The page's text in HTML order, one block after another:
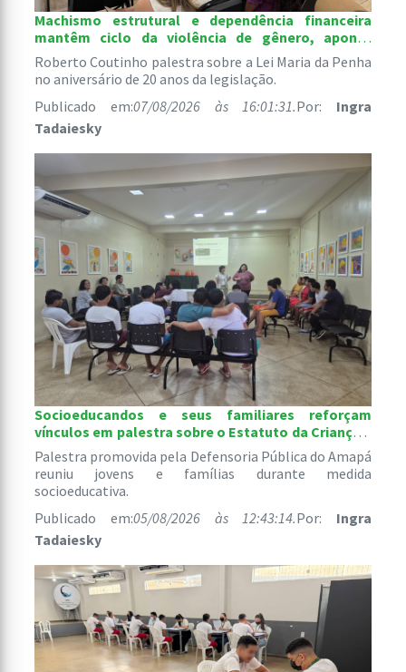
Machismo estrutural e dependência financeira
mantêm ciclo da violência de gênero, aponta
palestra de defensor público
Roberto Coutinho palestra sobre a Lei Maria da Penha
no aniversário de 20 anos da legislação.
Publicado em:07/08/2026 às 16:01:31.Por: Ingra
Tadaiesky
Socioeducandos e seus familiares reforçam
vínculos em palestra sobre o Estatuto da Criança e
do Adolescente
Palestra promovida pela Defensoria Pública do Amapá
reuniu jovens e famílias durante medida
socioeducativa.
Publicado em:05/08/2026 às 12:43:14.Por: Ingra
Tadaiesky